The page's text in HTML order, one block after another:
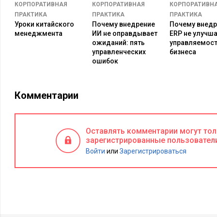
КОРПОРАТИВНАЯ
ПРАКТИКА
Уроки китайского
менеджмента
КОРПОРАТИВНАЯ
ПРАКТИКА
Почему внедрение
ИИ не оправдывает
ожиданий: пять
управленческих
ошибок
ПРАКТИКА
Почему
ERP не
бизнеса
Комментарии
Оставлять комментарии могут
зарегистрированные
Войти или Зарегистрироваться